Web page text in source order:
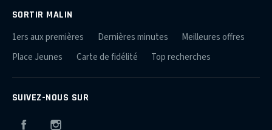
SORTIR MALIN
1ers aux premières Dernières minutes
Meilleures offres
Place Jeunes
Carte de fidélité Top recherches
SUIVEZ-NOUS SUR
Facebook